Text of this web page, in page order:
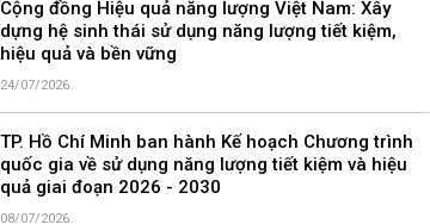
Cộng đồng Hiệu quả năng lượng Việt Nam: Xây
dựng hệ sinh thái sử dụng năng lượng tiết kiệm,
hiệu quả và bền vững
24/07/2026
TP. Hồ Chí Minh ban hành Kế hoạch Chương trình
quốc gia về sử dụng năng lượng tiết kiệm và hiệu
quả giai đoạn 2026 - 2030